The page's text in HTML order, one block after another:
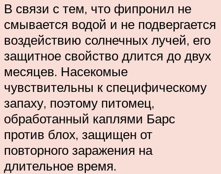
В связи с тем, что фипронил не
смывается водой и не подвергается
воздействию солнечных лучей, его
защитное свойство длится до двух
месяцев. Насекомые
чувствительны к специфическому
запаху, поэтому питомец,
обработанный каплями Барс
против блох, защищен от
повторного заражения на
длительное время.